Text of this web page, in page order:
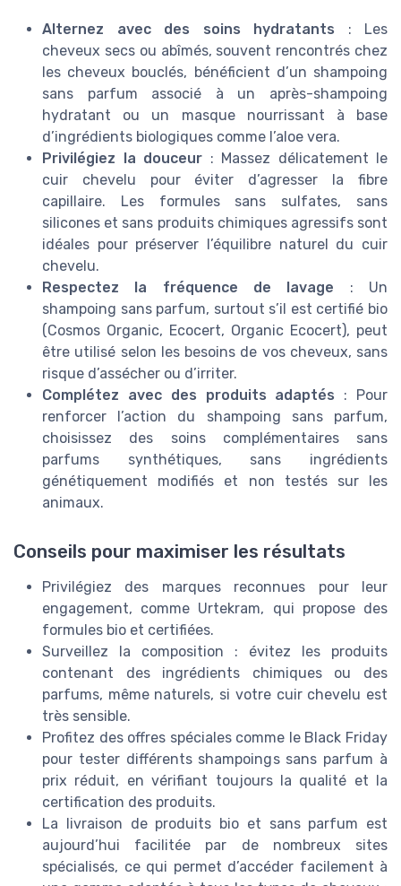
Alternez avec des soins hydratants : Les
cheveux secs ou abîmés, souvent rencontrés chez
les cheveux bouclés, bénéficient d’un shampoing
sans parfum associé à un après-shampoing
hydratant ou un masque nourrissant à base
d’ingrédients biologiques comme l’aloe vera.
Privilégiez la douceur : Massez délicatement le
cuir chevelu pour éviter d’agresser la fibre
capillaire. Les formules sans sulfates, sans
silicones et sans produits chimiques agressifs sont
idéales pour préserver l’équilibre naturel du cuir
chevelu.
Respectez la fréquence de lavage : Un
shampoing sans parfum, surtout s’il est certifié bio
(Cosmos Organic, Ecocert, Organic Ecocert), peut
être utilisé selon les besoins de vos cheveux, sans
risque d’assécher ou d’irriter.
Complétez avec des produits adaptés : Pour
renforcer l’action du shampoing sans parfum,
choisissez des soins complémentaires sans
parfums synthétiques, sans ingrédients
génétiquement modifiés et non testés sur les
animaux.
Conseils pour maximiser les résultats
Privilégiez des marques reconnues pour leur
engagement, comme Urtekram, qui propose des
formules bio et certifiées.
Surveillez la composition : évitez les produits
contenant des ingrédients chimiques ou des
parfums, même naturels, si votre cuir chevelu est
très sensible.
Profitez des offres spéciales comme le Black Friday
pour tester différents shampoings sans parfum à
prix réduit, en vérifiant toujours la qualité et la
certification des produits.
La livraison de produits bio et sans parfum est
aujourd’hui facilitée par de nombreux sites
spécialisés, ce qui permet d’accéder facilement à